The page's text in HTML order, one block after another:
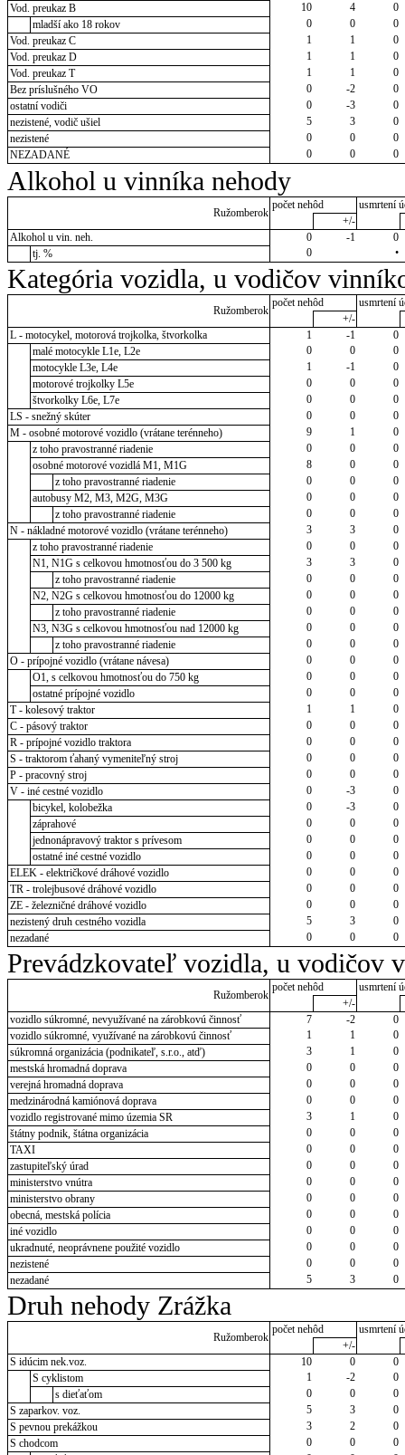
Vod. preukaz B
10 4
0
mladší ako 18 rokov
0 0
0
Vod. preukaz C
1 1
0
Vod. preukaz D
1 1
0
Vod. preukaz T
1 1
0
Bez príslušného VO
0 -2
0
ostatní vodiči
0 -3
0
nezistené, vodič ušiel
5 3
0
nezistené
0 0
0
NEZADANÉ
0 0 0
Alkohol u vinníka nehody
Ružomberok
počet nehôd
usmrtení
+/-
Alkohol u vin. neh.
0 -1
0
tj. %
0 •
Kategória vozidla, u vodičov
Ružomberok
počet nehôd
usmrtení
+/-
L - motocykel, motorová trojkolka, štvorkolka
1 -1
0
malé motocykle L1e, L2e
0 0
0
motocykle L3e, L4e
1 -1
0
motorové trojkolky L5e
0 0
0
štvorkolky L6e, L7e
0 0
0
LS - snežný skúter
0 0
0
M - osobné motorové vozidlo (vrátane terénneho)
9 1
0
z toho pravostranné riadenie
0 0
0
osobné motorové vozidlá M1, M1G
8 0
0
z toho pravostranné riadenie
0 0
0
autobusy M2, M3, M2G, M3G
0 0
0
z toho pravostranné riadenie
0 0
0
N - nákladné motorové vozidlo (vrátane terénneho)
3 3
0
z toho pravostranné riadenie
0 0
0
N1, N1G s celkovou hmotnosťou do 3 500 kg
3 3
0
z toho pravostranné riadenie
0 0
0
N2, N2G s celkovou hmotnosťou do 12000 kg
0 0
0
z toho pravostranné riadenie
0 0
0
N3, N3G s celkovou hmotnosťou nad 12000 kg
0 0
0
z toho pravostranné riadenie
0 0
0
O - prípojné vozidlo (vrátane návesa)
0 0
0
O1, s celkovou hmotnosťou do 750 kg
0 0
0
ostatné prípojné vozidlo
0 0
0
T - kolesový traktor
1 1
0
C - pásový traktor
0 0
0
R - prípojné vozidlo traktora
0 0
0
S - traktorom ťahaný vymeniteľný stroj
0 0
0
P - pracovný stroj
0 0
0
V - iné cestné vozidlo
0 -3
0
bicykel, kolobežka
0 -3
0
záprahové
0 0
0
jednonápravový traktor s prívesom
0 0
0
ostatné iné cestné vozidlo
0 0
0
ELEK - električkové dráhové vozidlo
0 0
0
TR - trolejbusové dráhové vozidlo
0 0
0
ZE - železničné dráhové vozidlo
0 0
0
nezistený druh cestného vozidla
5 3
0
nezadané
0 0 0
Prevádzkovateľ vozidla, u vodičov
Ružomberok
počet nehôd
usmrtení
+/-
vozidlo súkromné, nevyužívané na zárobkovú činnosť
7 -2
0
vozidlo súkromné, využívané na zárobkovú činnosť
1 1
0
súkromná organizácia (podnikateľ, s.r.o., atď)
3 1
0
mestská hromadná doprava
0 0
0
verejná hromadná doprava
0 0
0
medzinárodná kamiónová doprava
0 0
0
vozidlo registrované mimo územia SR
3 1
0
štátny podnik, štátna organizácia
0 0
0
TAXI
0 0
0
zastupiteľský úrad
0 0
0
ministerstvo vnútra
0 0
0
ministerstvo obrany
0 0
0
obecná, mestská polícia
0 0
0
iné vozidlo
0 0
0
ukradnuté, neoprávnene použité vozidlo
0 0
0
nezistené
0 0
0
nezadané
5 3 0
Druh nehody Zrážka
Ružomberok
počet nehôd
usmrtení
+/-
S idúcim nek.voz.
10 0
0
S cyklistom
1 -2
0
s dieťaťom
0 0
0
S zaparkov. voz.
5 3
0
S pevnou prekážkou
3 2
0
S chodcom
0 0
0